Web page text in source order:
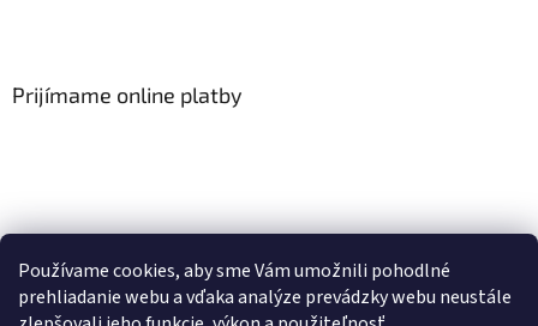
Používame cookies, aby sme Vám umožnili pohodlné
prehliadanie webu a vďaka analýze prevádzky webu neustále
Prijímame online platby